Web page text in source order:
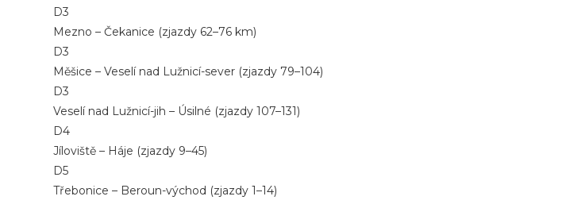
D3
Mezno – Čekanice (zjazdy 62–76 km)
D3
Měšice – Veselí nad Lužnicí-sever (zjazdy 79–104)
D3
Veselí nad Lužnicí-jih – Úsilné (zjazdy 107–131)
D4
Jíloviště – Háje (zjazdy 9–45)
D5
Třebonice – Beroun-východ (zjazdy 1–14)